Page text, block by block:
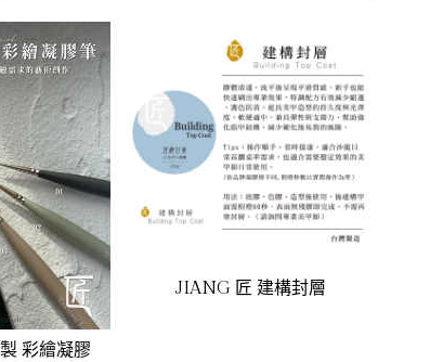
彩繪凝膠
JIANG 匠 建構封層